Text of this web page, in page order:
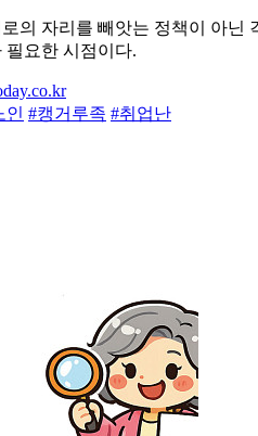
의 자리를 빼앗는 정책이 아
필요한 시점이다.
인 #캥거루족 #취업난